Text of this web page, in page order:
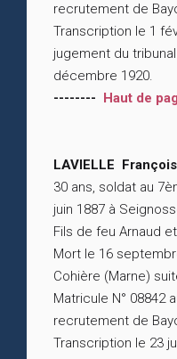
recrutement de
Transcription le 1
jugement du
décembre 1920.
-------- Haut de
LAVIELLE François
30 ans, soldat au
juin 1887 à
Fils de feu Arnaud
Mort le 16
Cohière (Marne)
Matricule N° 08842
recrutement de
Transcription le 23